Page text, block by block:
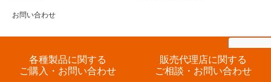
各種製品に関する
ご購入・お問い合わせ
販売代理店に関する
ご相談・お問い合わせ
お問い合わせ